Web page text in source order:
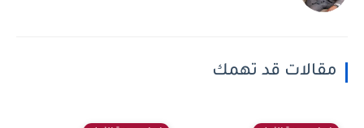
مقالات قد تهمك